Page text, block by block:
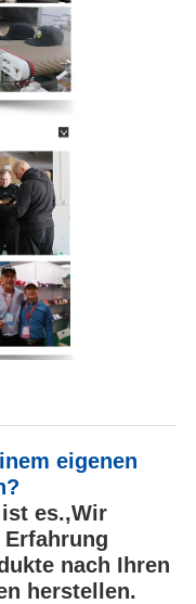
eigenen
es.,Wir
nach Ihren
herstellen.